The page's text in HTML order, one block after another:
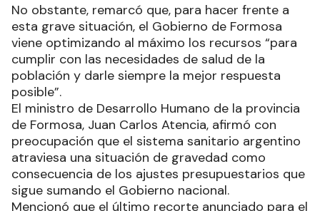
No obstante, remarcó que, para hacer frente a
esta grave situación, el Gobierno de Formosa
viene optimizando al máximo los recursos “para
cumplir con las necesidades de salud de la
población y darle siempre la mejor respuesta
posible”.
El ministro de Desarrollo Humano de la provincia
de Formosa, Juan Carlos Atencia, afirmó con
preocupación que el sistema sanitario argentino
atraviesa una situación de gravedad como
consecuencia de los ajustes presupuestarios que
sigue sumando el Gobierno nacional.
Mencionó que el último recorte anunciado para el